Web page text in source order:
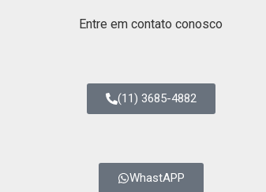
Entre em contato conosco
(11) 3685-4882
WhastAPP